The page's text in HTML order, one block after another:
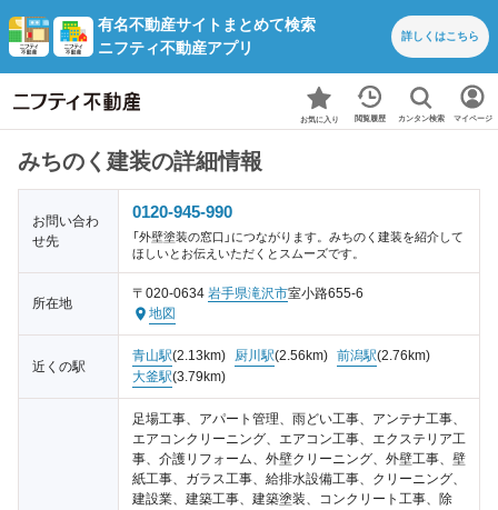
有名不動産サイトまとめて検索
ニフティ不動産アプリ
詳しくはこちら
お気に入り 閲覧履歴 カンタン検索 マイページ
みちのく建装の詳細情報
お問い合わ
せ先
0120-945-990
「外壁塗装の窓口」につながります。みちのく建装を紹介して
ほしいとお伝えいただくとスムーズです。
所在地
〒020-0634 岩手県滝沢市室小路655-6
地図
近くの駅
青山駅(2.13km) 厨川駅(2.56km) 前潟駅(2.76km)
大釜駅(3.79km)
足場工事、アパート管理、雨どい工事、アンテナ工事、
エアコンクリーニング、エアコン工事、エクステリア工
事、介護リフォーム、外壁クリーニング、外壁工事、壁
紙工事、ガラス工事、給排水設備工事、クリーニング、
建設業、建築工事、建築塗装、コンクリート工事、除